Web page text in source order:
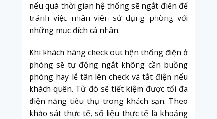
nếu quá thời gian hệ thống sẽ ngắt điện để
tránh việc nhân viên sử dụng phòng với
những mục đích cá nhân.
Khi khách hàng check out hện thống điện ở
phòng sẽ tự động ngắt không cần buồng
phòng hay lễ tân lên check và tắt điện nếu
khách quên. Từ đó sẽ tiết kiệm được tối đa
điện năng tiêu thụ trong khách sạn. Theo
khảo sát thực tế, số liệu thực tế là khoảng